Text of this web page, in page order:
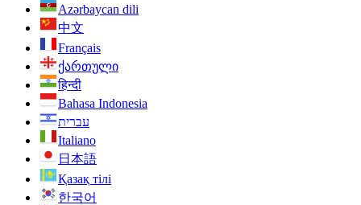
Azərbaycan dili
中文
Français
ქართული
हिन्दी
Bahasa Indonesia
עברית
Italiano
日本語
Қазақ тілі
한국어